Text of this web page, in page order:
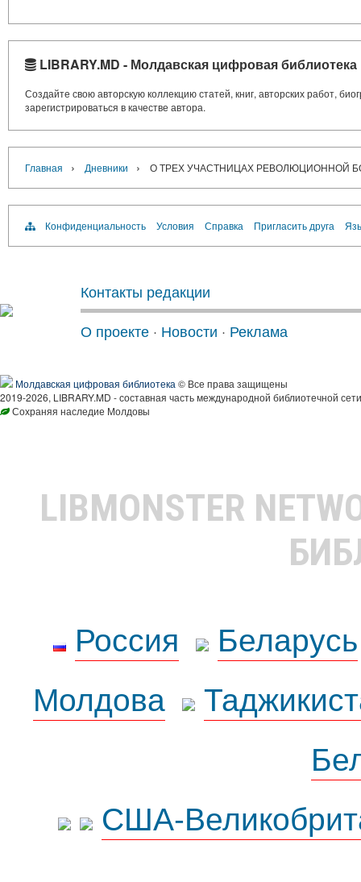
LIBRARY.MD - Молдавская цифровая библиотека
Создайте свою авторскую коллекцию статей, книг, авторских работ,
зарегистрироваться в качестве автора.
Главная › Дневники › О ТРЕХ УЧАСТНИЦАХ РЕВОЛЮЦИОННОЙ
Конфиденциальность Условия Справка Пригласить друга
Контакты редакции
О проекте · Новости · Реклама
Молдавская цифровая библиотека © Все права защищены
2019-2026, LIBRARY.MD - составная часть международной библиотечной
Сохраняя наследие Молдовы
LIBMONSTER
Россия
Беларусь
Молдова
США-